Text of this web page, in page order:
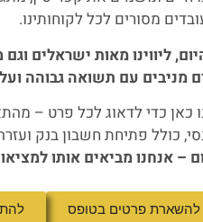
מסורים לכל לקוחותינו.
ליווינו מאות ישראלים
מניבים עם תשואה גבוהה
כאן כדי לדאוג לכל פרט –
כולל פתיחת חשבון בנק
– אנחנו מביאים אותו
להשארת פרטים בטופס